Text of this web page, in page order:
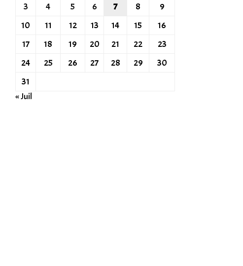
3
4 5 6 7 8
9
10
11 12 13 14 15
16
17
18 19 20 21 22
23
24
25 26 27 28 29
30
31
« Juil